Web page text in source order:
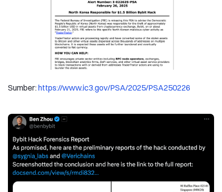
Sumber:https://www.ic3.gov/PSA/2025/PSA250226